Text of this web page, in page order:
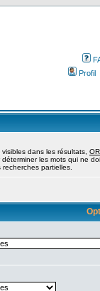
Profil
dans les résultats, OR
déterminer les mots qui ne
partielles.